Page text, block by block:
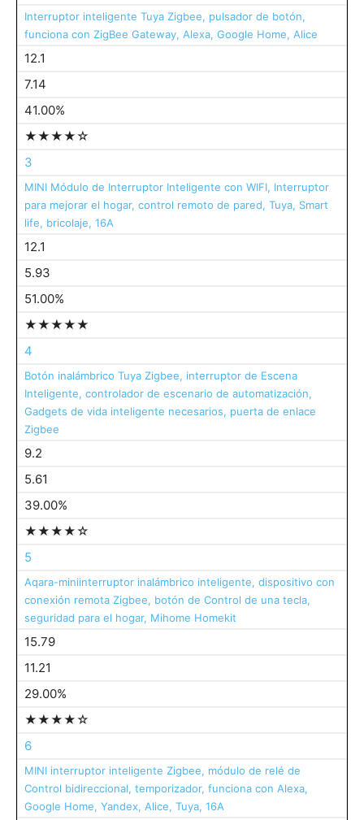
Interruptor inteligente Tuya Zigbee, pulsador de botón,
funciona con ZigBee Gateway, Alexa, Google Home, Alice
12.1
7.14
41.00%
★★★★☆
3
MINI Módulo de Interruptor Inteligente con WIFI, Interruptor
para mejorar el hogar, control remoto de pared, Tuya, Smart
life, bricolaje, 16A
12.1
5.93
51.00%
★★★★★
4
Botón inalámbrico Tuya Zigbee, interruptor de Escena
Inteligente, controlador de escenario de automatización,
Gadgets de vida inteligente necesarios, puerta de enlace
Zigbee
9.2
5.61
39.00%
★★★★☆
5
Aqara-miniinterruptor inalámbrico inteligente, dispositivo con
conexión remota Zigbee, botón de Control de una tecla,
seguridad para el hogar, Mihome Homekit
15.79
11.21
29.00%
★★★★☆
6
MINI interruptor inteligente Zigbee, módulo de relé de
Control bidireccional, temporizador, funciona con Alexa,
Google Home, Yandex, Alice, Tuya, 16A